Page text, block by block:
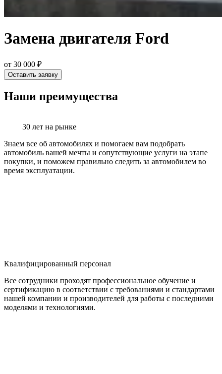
Замена двигателя Ford
от 30 000 ₽
Оставить заявку
Наши преимущества
30 лет на рынке
Знаем все об автомобилях и помогаем вам подобрать
автомобиль вашей мечты и сопутствующие услуги на этапе
покупки, и поможем правильно следить за автомобилем во
время эксплуатации.
Квалифицированный персонал
Все сотрудники проходят профессиональное обучение и
сертификацию в соответствии с требованиями и стандартами
нашей компании и производителей для работы с последними
моделями и технологиями.